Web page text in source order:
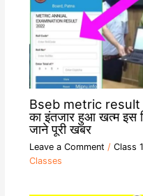
Bseb metric result
का इंतजार हुआ खत्म इस
जाने पूरी खबर
Leave a Comment / Class
Classes